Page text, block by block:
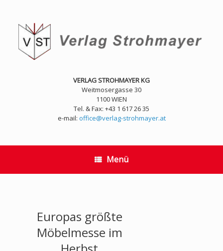
springen
VERLAG STROHMAYER KG
Weitmosergasse 30
1100 WIEN
Tel. & Fax: +43 1 617 26 35
e-mail: office@verlag-strohmayer.at
Menü
Europas größte
Möbelmesse im